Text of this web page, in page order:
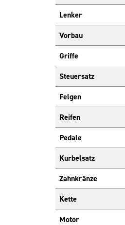
Lenker
Vorbau
Griffe
Steuersatz
Felgen
Reifen
Pedale
Kurbelsatz
Zahnkränze
Kette
Motor